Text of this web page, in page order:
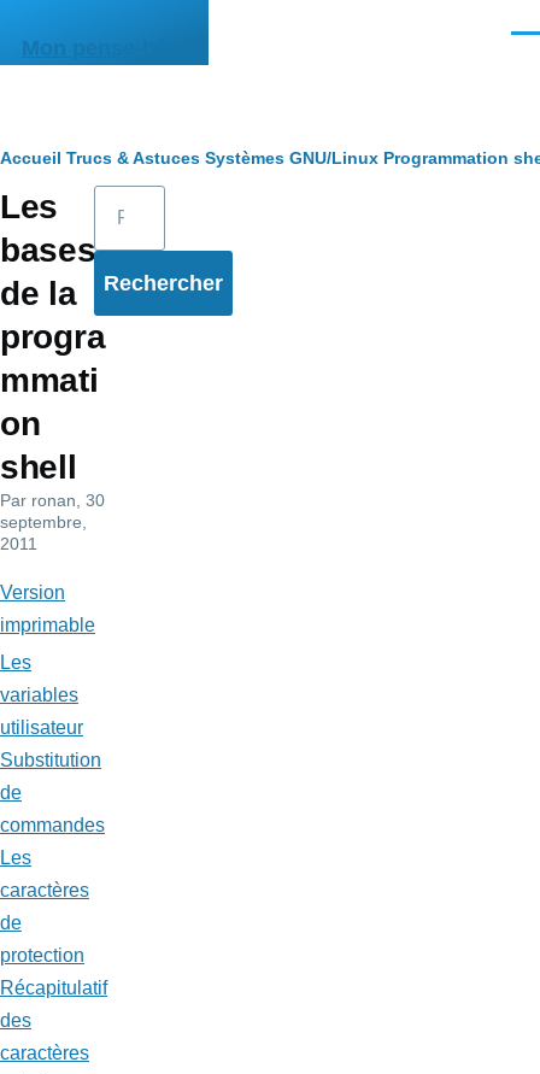
Mon pense-bête
Fil
d'Ariane
Accueil Trucs & Astuces Systèmes GNU/Linux Programmation
Les
bases
de la
progra
mmati
on
shell
Par ronan , 30
septembre,
2011
Version
imprimable
Les
variables
utilisateur
Substitution
de
commandes
Les
caractères
de
protection
Récapitulatif
des
caractères